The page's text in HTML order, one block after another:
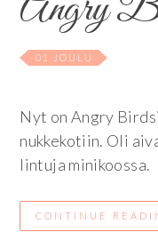
Angry
01 JOULU
Nyt on Angry
nukkekotiin. Oli
lintuja minikoossa.
CONTINUE